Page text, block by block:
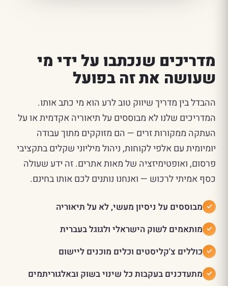
מדריכים שנכתבו על ידי מי
שעושה את זה בפועל
ההבדל בין מדריך שיווק טוב לרע הוא מי כתב אותו.
המדריכים שלנו לא מבוססים על תיאוריה אקדמית או על
העתקה ממקורות זרים — הם מזוקקים מתוך עבודה
יומיומית עם אלפי לקוחות, ניהול מיליוני שקלים בתקציבי
פרסום, ואופטימיזציה של מאות אתרים. זה ידע שעולה
כסף אמיתי לרכוש — ואנחנו נותנים לכם אותו בחינם.
מבוססים על ניסיון מעשי, לא על תיאוריה
מותאמים לשוק הישראלי ולגוגל בעברית
כוללים צ'קליסטים וכלים מוכנים ליישום
מתעדכנים בעקבות כל שינוי בשוק ובאלגוריתמים